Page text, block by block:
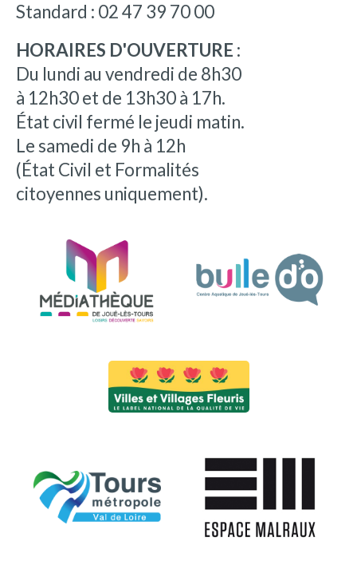
Standard : 02 47 39 70 00
HORAIRES D'OUVERTURE :
Du lundi au vendredi de 8h30
à 12h30 et de 13h30 à 17h.
État civil fermé le jeudi matin.
Le samedi de 9h à 12h
(État Civil et Formalités
citoyennes uniquement).